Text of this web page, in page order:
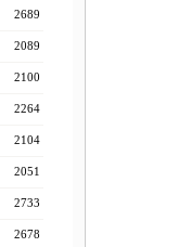
2689
2089
2100
2264
2104
2051
2733
2678